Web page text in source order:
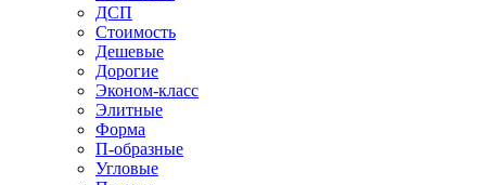
ДСП
Стоимость
Дешевые
Дорогие
Эконом-класс
Элитные
Форма
П-образные
Угловые